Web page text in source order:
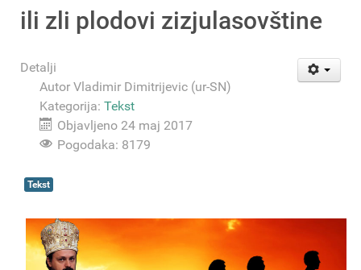
ili zli plodovi zizjulasovštine
Detalji
Autor Vladimir Dimitrijevic (ur-SN)
Kategorija: Tekst
Objavljeno 24 maj 2017
Pogodaka: 8179
Tekst